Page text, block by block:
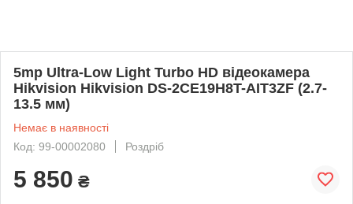
5mp Ultra-Low Light Turbo HD відеокамера
Hikvision Hikvision DS-2CE19H8T-AIT3ZF (2.7-
13.5 мм)
Немає в наявності
Код: 99-00002080
Роздріб
5 850 ₴